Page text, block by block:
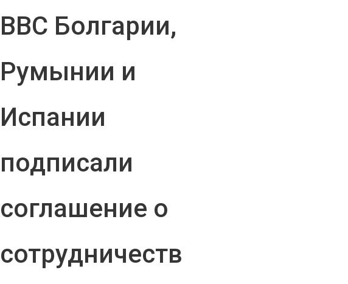
ВВС Болгарии,
Румынии и
Испании
подписали
соглашение о
сотрудничеств